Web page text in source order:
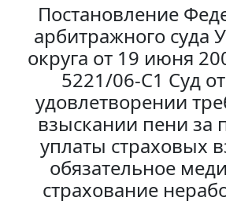
Постановление
арбитражного суда
округа от 19 июня
5221/06-С1 Суд
удовлетворении
взыскании пени за
уплаты страховых
обязательное
страхование